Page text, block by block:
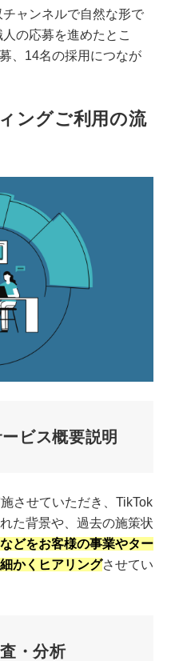
ャンネルで自然な形で
の応募を進めたとこ
、14名の採用につなが
ングご利用の流
ビス概要説明
させていただき、TikTok
た背景や、過去の施策状
どをお客様の事業やター
かくヒアリングさせてい
・分析